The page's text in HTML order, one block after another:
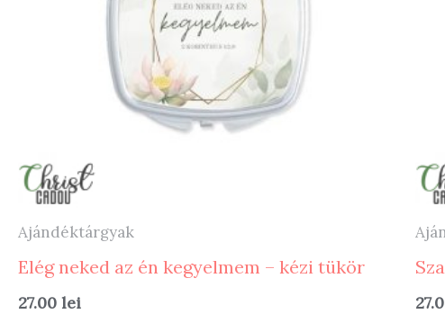
Ajándéktárgyak
Elég neked az én kegyelmem – kézi tükör
27.00 lei